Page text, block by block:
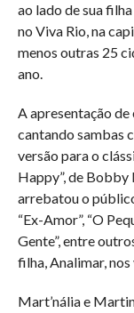
ao lado de sua filha
no Viva Rio, na
menos outras 25
ano.
A apresentação
cantando sambas
versão para o
Happy”, de
arrebatou o
“Ex-Amor”, “O
Gente”, entre
filha, Analimar, nos
Mart’nália e